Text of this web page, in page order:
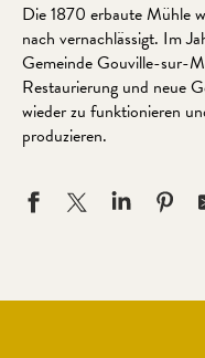
Die 1870 erbaute Mühle
nach vernachlässigt. Im
Gemeinde Gouville-sur-
Restaurierung und neue
wieder zu funktionieren
produzieren.